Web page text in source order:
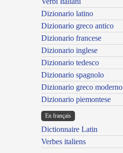
Dizionario latino
Dizionario greco antico
Dizionario francese
Dizionario inglese
Dizionario tedesco
Dizionario spagnolo
Dizionario greco moderno
Dizionario piemontese
En français
Dictionnaire Latin
Verbes italiens